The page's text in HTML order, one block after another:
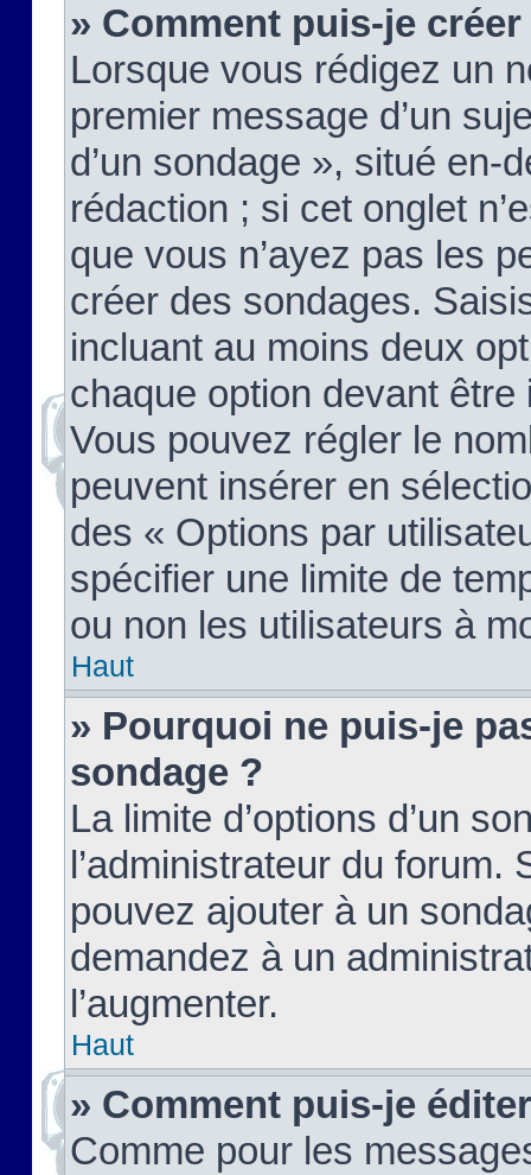
» Comment puis-je
Lorsque vous rédigez un
premier message d’un
d’un sondage », situé en-
rédaction ; si cet onglet
que vous n’ayez pas les
créer des sondages.
incluant au moins deux
chaque option devant
Vous pouvez régler le
peuvent insérer en
des « Options par
spécifier une limite de
ou non les utilisateurs à
Haut
» Pourquoi ne puis-je
sondage ?
La limite d’options d’un
l’administrateur du forum.
pouvez ajouter à un
demandez à un
l’augmenter.
Haut
» Comment puis-je
Comme pour les